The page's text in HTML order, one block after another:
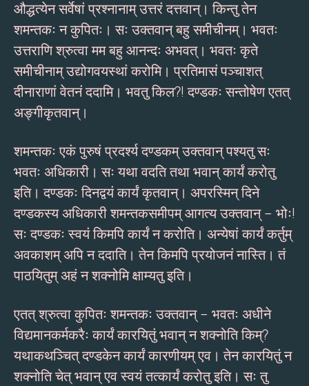
औद्धत्येन सर्वेषां प्रश्नानाम् उत्तरं दत्तवान्। किन्तु तेन
शमन्तकः न कुपितः। सः उक्तवान् बहु समीचीनम्। भवतः
उत्तराणि श्रुत्वा मम बहु आनन्दः अभवत्। भवतः कृते
समीचीनाम् उद्योगवयस्थां करोमि। प्रतिमासं पञ्चाशत्
दीनाराणां वेतनं ददामि। भवतु किल?! दण्डकः सन्तोषेण एतत्
अङ्गीकृतवान्।
शमन्तकः एकं पुरुषं प्रदर्श्य दण्डकम् उक्तवान् पश्यतु सः
भवतः अधिकारी। सः यथा वदति तथा भवान् कार्यं करोतु
इति। दण्डकः दिनद्वयं कार्यं कृतवान्। अपरस्मिन् दिने
दण्डकस्य अधिकारी शमन्तकसमीपम् आगत्य उक्तवान् – भोः!
सः दण्डकः स्वयं किमपि कार्यं न करोति। अन्येषां कार्यं कर्तुम्
अवकाशम् अपि न ददाति। तेन किमपि प्रयोजनं नास्ति। तं
पाठयितुम् अहं न शक्नोमि क्षाम्यतु इति।
एतत् श्रुत्वा कुपितः शमन्तकः उक्तवान् – भवतः अधीने
विद्यमानकर्मकरैः कार्यं कारयितुं भवान् न शक्नोति किम्?
यथाकथञ्चित् दण्डकेन कार्यं कारणीयम् एव। तेन कारयितुं न
शक्नोति चेत् भवान् एव स्वयं तत्कार्यं करोतु इति। सः तु